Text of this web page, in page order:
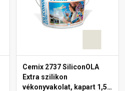
Cemix 2737 SiliconOLA
Extra szilikon
vékonyvakolat, kapart 1,5